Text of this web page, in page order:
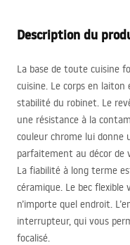
Description du
La base de toute cuisine
cuisine. Le corps en
stabilité du robinet. Le
une résistance à la
couleur chrome lui donne
parfaitement au décor de
La fiabilité à long terme
céramique. Le bec
n’importe quel endroit.
interrupteur, qui vous
focalisé.